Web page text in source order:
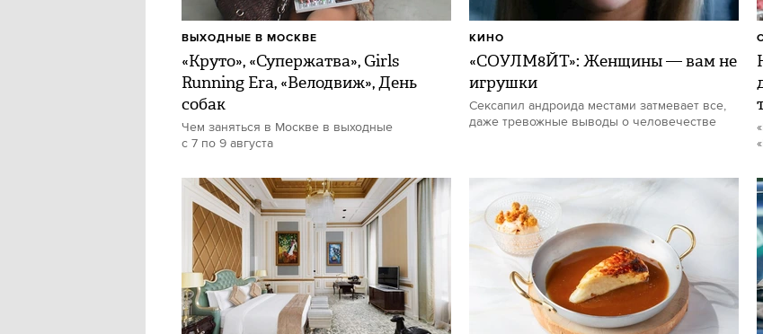
«Круто», «Супержатва», Girls
Running Era, «Велодвиж», День
собак
Чем заняться в Москве в выходные
с 7 по 9 августа
ВЫХОДНЫЕ В МОСКВЕ
«СОУЛМ8ЙТ»: Женщины — вам не
игрушки
Сексапил андроида местами затмевает все,
даже тревожные выводы о человечестве
КИНО